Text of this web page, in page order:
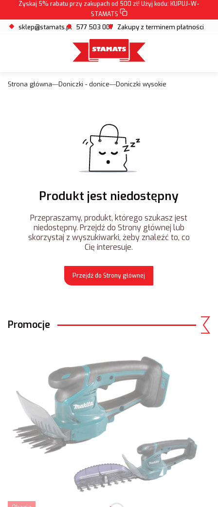
Zyskaj 5% rabatu przy zakupach od 500 zł! Użyj kodu: KUPUJ-W-
STAMATS
sklep@stamats.pl 577 503 007 Zakupy z terminem płatności
Strona główna Doniczki - donice Doniczki wysokie
Produkt jest niedostępny
Przepraszamy, produkt, którego szukasz jest
niedostępny. Przejdź do Strony głównej lub
skorzystaj z wyszukiwarki, żeby znaleźć to, co
Cię interesuje.
Przejdź do Strony głównej
Promocje